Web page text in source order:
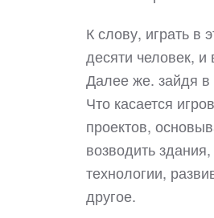
К слову, играть в
десяти человек, и
Далее же. зайдя
Что касается
проектов,
возводить
технологии,
другое.